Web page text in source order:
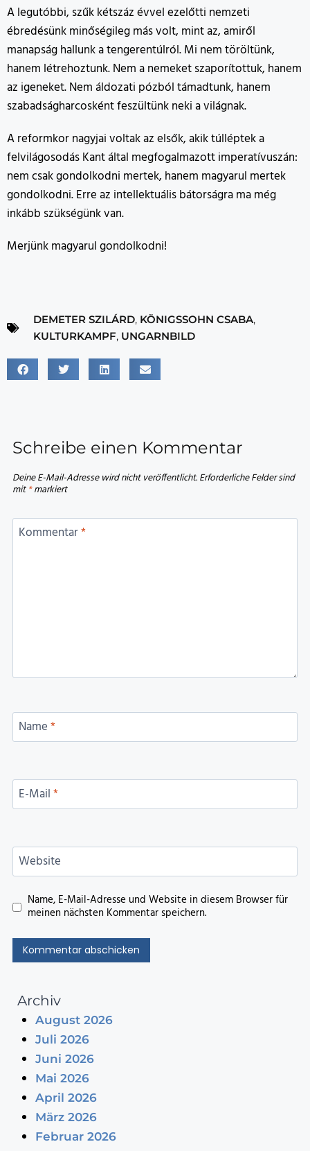
A legutóbbi, szűk kétszáz évvel ezelőtti nemzeti
ébredésünk minőségileg más volt, mint az, amiről
manapság hallunk a tengerentúlról. Mi nem töröltünk,
hanem létrehoztunk. Nem a nemeket szaporítottuk, hanem
az igeneket. Nem áldozati pózból támadtunk, hanem
szabadságharcosként feszültünk neki a világnak.
A reformkor nagyjai voltak az elsők, akik túlléptek a
felvilágosodás Kant által megfogalmazott imperatívuszán:
nem csak gondolkodni mertek, hanem magyarul mertek
gondolkodni. Erre az intellektuális bátorságra ma még
inkább szükségünk van.
Merjünk magyarul gondolkodni!
DEMETER SZILÁRD, KÖNIGSSOHN CSABA,
KULTURKAMPF, UNGARNBILD
Schreibe einen Kommentar
Deine E-Mail-Adresse wird nicht veröffentlicht.Erforderliche Felder sind
mit*markiert
Kommentar*
Name*
E-Mail*
Website
Name, E-Mail-Adresse und Website in diesem Browser für
meinen nächsten Kommentar speichern.
Archiv
August 2026
Juli 2026
Juni 2026
Mai 2026
April 2026
März 2026
Februar 2026